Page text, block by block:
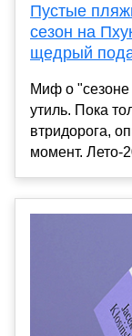
Пустые
сезон на
щедрый
Миф о "сезоне
утиль. Пока
втридорога,
момент. Лето-